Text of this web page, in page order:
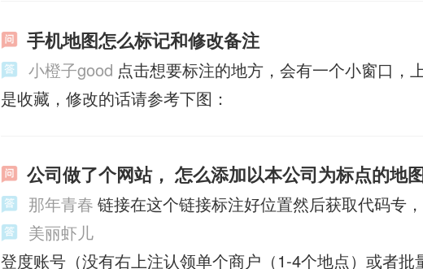
手机地图怎么标记和修改备注
小橙子good 点击想要标注的地方，会有一个小窗口，
是收藏，修改的话请参考下图：
公司做了个网站， 怎么添加以本公司为标点的地
那年青春 链接在这个链接标注好位置然后获取代码专
美丽虾儿
登度账号（没有右上注认领单个商户（1-4个地点）或者批